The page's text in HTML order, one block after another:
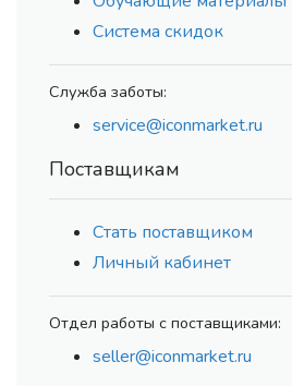
Система скидок
Служба заботы:
service@iconmarket.ru
Поставщикам
Стать поставщиком
Личный кабинет
Отдел работы с поставщиками:
seller@iconmarket.ru